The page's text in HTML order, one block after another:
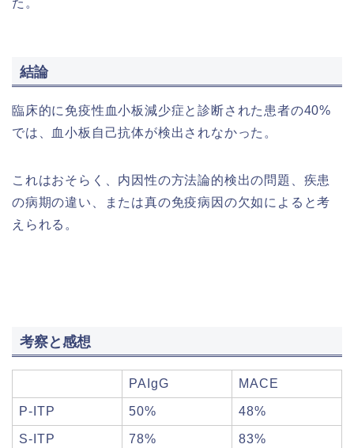
た。
結論
臨床的に免疫性血小板減少症と診断された患者の40%
では、血小板自己抗体が検出されなかった。
これはおそらく、内因性の方法論的検出の問題、疾患
の病期の違い、または真の免疫病因の欠如によると考
えられる。
考察と感想
PAIgG MACE
P-ITP 50% 48%
S-ITP 78% 83%